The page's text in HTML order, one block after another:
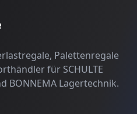
Palettenregale
für SCHULTE
BONNEMA Lagertechnik.